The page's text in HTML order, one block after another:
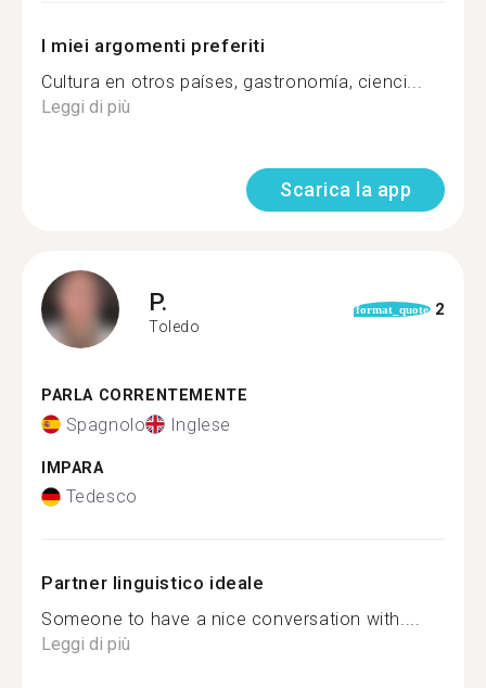
I miei argomenti preferiti
Cultura en otros países, gastronomía, cienci...
Leggi di più
Scarica la app
P.
Toledo
format_quote 2
PARLA CORRENTEMENTE
Spagnolo Inglese
IMPARA
Tedesco
Partner linguistico ideale
Someone to have a nice conversation with....
Leggi di più